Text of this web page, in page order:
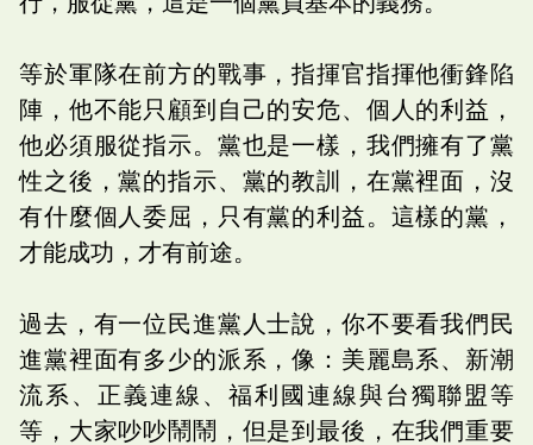
等於軍隊在前方的戰事，指揮官指揮他衝鋒陷
陣，他不能只顧到自己的安危、個人的利益，
他必須服從指示。黨也是一樣，我們擁有了黨
性之後，黨的指示、黨的教訓，在黨裡面，沒
有什麼個人委屈，只有黨的利益。這樣的黨，
才能成功，才有前途。
過去，有一位民進黨人士說，你不要看我們民
進黨裡面有多少的派系，像：美麗島系、新潮
流系、正義連線、福利國連線與台獨聯盟等
等，大家吵吵鬧鬧，但是到最後，在我們重要